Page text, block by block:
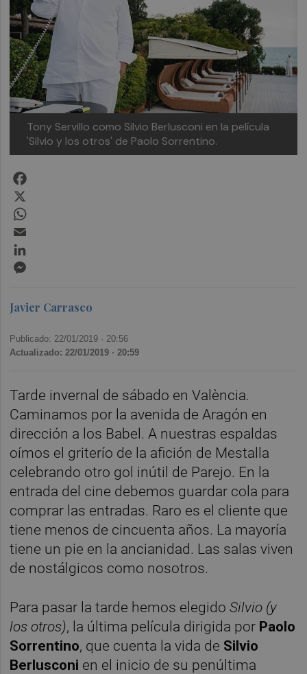
Tony Servillo como Silvio Berlusconi en la película
'Silvio y los otros' de Paolo Sorrentino.
Javier Carrasco
Publicado: 22/01/2019 · 20:56
Actualizado: 22/01/2019 · 20:59
Tarde invernal de sábado en València.
Caminamos por la avenida de Aragón en
dirección a los Babel. A nuestras espaldas
oímos el griterío de la afición de Mestalla
celebrando otro gol inútil de Parejo. En la
entrada del cine debemos guardar cola para
comprar las entradas. Raro es el cliente que
tiene menos de cincuenta años. La mayoría
tiene un pie en la ancianidad. Las salas viven
de nostálgicos como nosotros.
Para pasar la tarde hemos elegidoSilvio (y
los otros), la última película dirigida por Paolo
Sorrentino, que cuenta la vida de Silvio
Berlusconi en el inicio de su penúltima